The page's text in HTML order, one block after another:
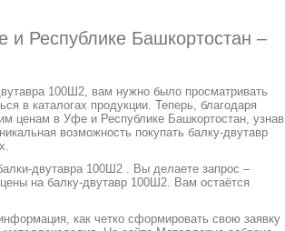
Республике Башкортостан –
100Ш2, вам нужно было просматривать
в каталогах продукции. Теперь, благодаря
ценам в Уфе и Республике Башкортостан, узнав
возможность покупать балку-двутавр
двутавра 100Ш2 . Вы делаете запрос –
на балку-двутавр 100Ш2. Вам остаётся
как четко сформировать свою заявку